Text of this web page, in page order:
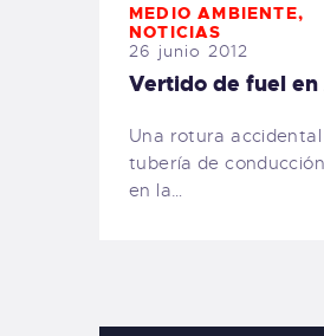
MEDIO AMBIENTE,
NOTICIAS
26 junio 2012
Vertido de fuel en
Una rotura accidental
tubería de
en la…